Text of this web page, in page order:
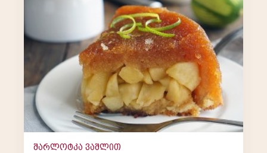
შარლოტკა ვაშლით